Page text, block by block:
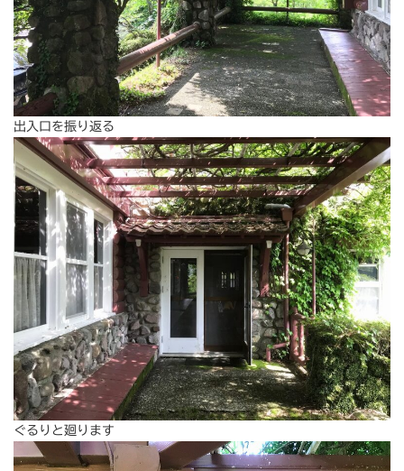
出入口を振り返る
ぐるりと廻ります